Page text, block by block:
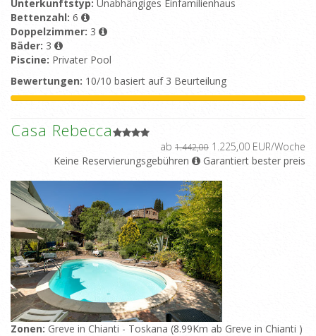
Unterkunftstyp: Unabhängiges Einfamilienhaus
Bettenzahl: 6
Doppelzimmer: 3
Bäder: 3
Piscine: Privater Pool
Bewertungen: 10/10 basiert auf 3 Beurteilung
Casa Rebecca
ab 1.442,00 1.225,00 EUR/Woche
Keine Reservierungsgebühren
Garantiert bester preis
Zonen: Greve in Chianti - Toskana (8.99Km ab Greve in Chianti )